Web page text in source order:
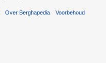
Over Berghapedia Voorbehoud